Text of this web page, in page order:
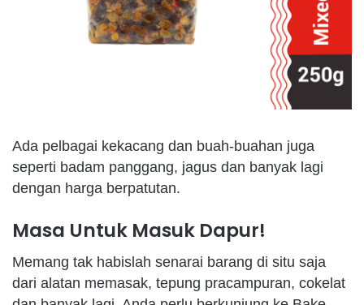
Ada pelbagai kekacang dan buah-buahan juga
seperti badam panggang, jagus dan banyak lagi
dengan harga berpatutan.
Masa Untuk Masuk Dapur!
Memang tak habislah senarai barang di situ saja
dari alatan memasak, tepung pracampuran, cokelat